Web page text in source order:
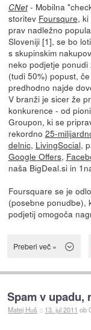
CNet- Mobilna
storitev Foursqure,
prav nadležno
Sloveniji [1], se bo
s skupinskim
neko podjetje ponudi
(tudi 50%) popust,
predhodno najde
V branži je sicer že
konkurence - od
Groupon, ki se
rekordno 25-
delnic, LivingSocial,
Google Offers,
naša BigDeal.si in
Foursquare se je
(posebne ponudbe),
podjetij omogoča
Preberi več »
Spam v upadu,
Matej Huš :: 13. jul 2011 ob